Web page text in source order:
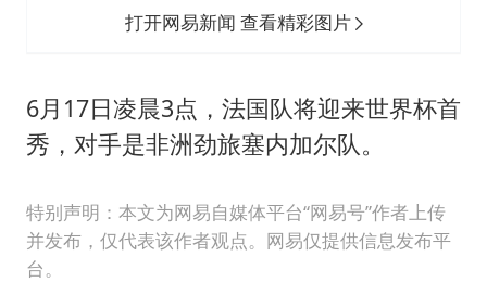
打开网易新闻 查看精彩图片
6月17日凌晨3点，法国队将迎来世界杯首
秀，对手是非洲劲旅塞内加尔队。
特别声明：本文为网易自媒体平台“网易号”作者上传
并发布，仅代表该作者观点。网易仅提供信息发布平
台。